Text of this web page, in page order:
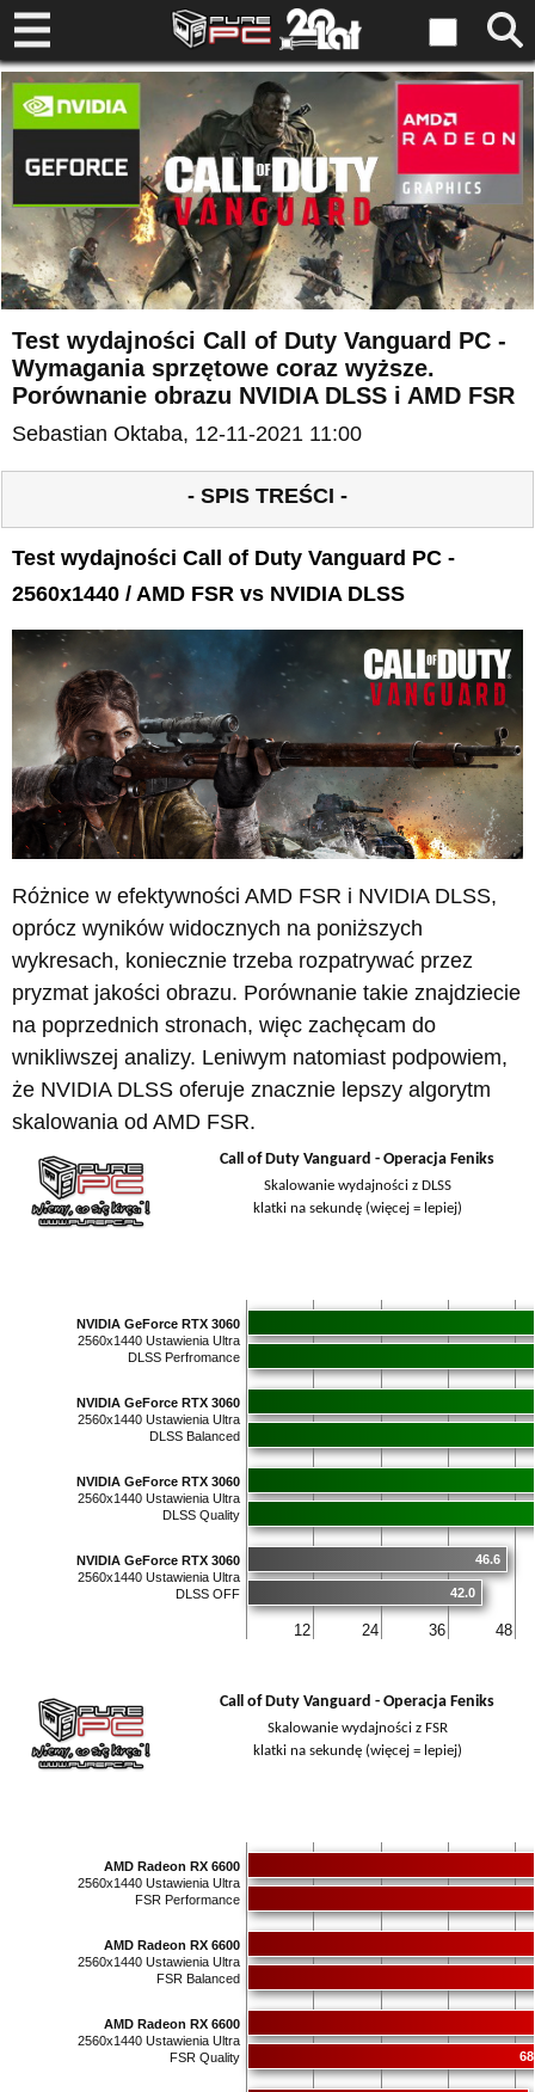
Test wydajności Call of Duty Vanguard PC -
Wymagania sprzętowe coraz wyższe.
Porównanie obrazu NVIDIA DLSS i AMD FSR
Sebastian Oktaba, 12-11-2021 11:00
- SPIS TREŚCI -
Test wydajności Call of Duty Vanguard PC -
2560x1440 / AMD FSR vs NVIDIA DLSS
Różnice w efektywności AMD FSR i NVIDIA DLSS,
oprócz wyników widocznych na poniższych
wykresach, koniecznie trzeba rozpatrywać przez
pryzmat jakości obrazu. Porównanie takie znajdziecie
na poprzednich stronach, więc zachęcam do
wnikliwszej analizy. Leniwym natomiast podpowiem,
że NVIDIA DLSS oferuje znacznie lepszy algorytm
skalowania od AMD FSR.
Call of Duty Vanguard - Operacja Feniks
Skalowanie wydajności z DLSS
klatki na sekundę (więcej = lepiej)
12 24 36 48
NVIDIA GeForce RTX 3060
2560x1440 Ustawienia Ultra
DLSS Perfromance
NVIDIA GeForce RTX 3060
2560x1440 Ustawienia Ultra
DLSS Balanced
NVIDIA GeForce RTX 3060
2560x1440 Ustawienia Ultra
DLSS Quality
NVIDIA GeForce RTX 3060
2560x1440 Ustawienia Ultra
DLSS OFF
46.6
42.0
Call of Duty Vanguard - Operacja Feniks
Skalowanie wydajności z FSR
klatki na sekundę (więcej = lepiej)
AMD Radeon RX 6600
2560x1440 Ustawienia Ultra
FSR Performance
AMD Radeon RX 6600
2560x1440 Ustawienia Ultra
FSR Balanced
AMD Radeon RX 6600
2560x1440 Ustawienia Ultra
FSR Quality